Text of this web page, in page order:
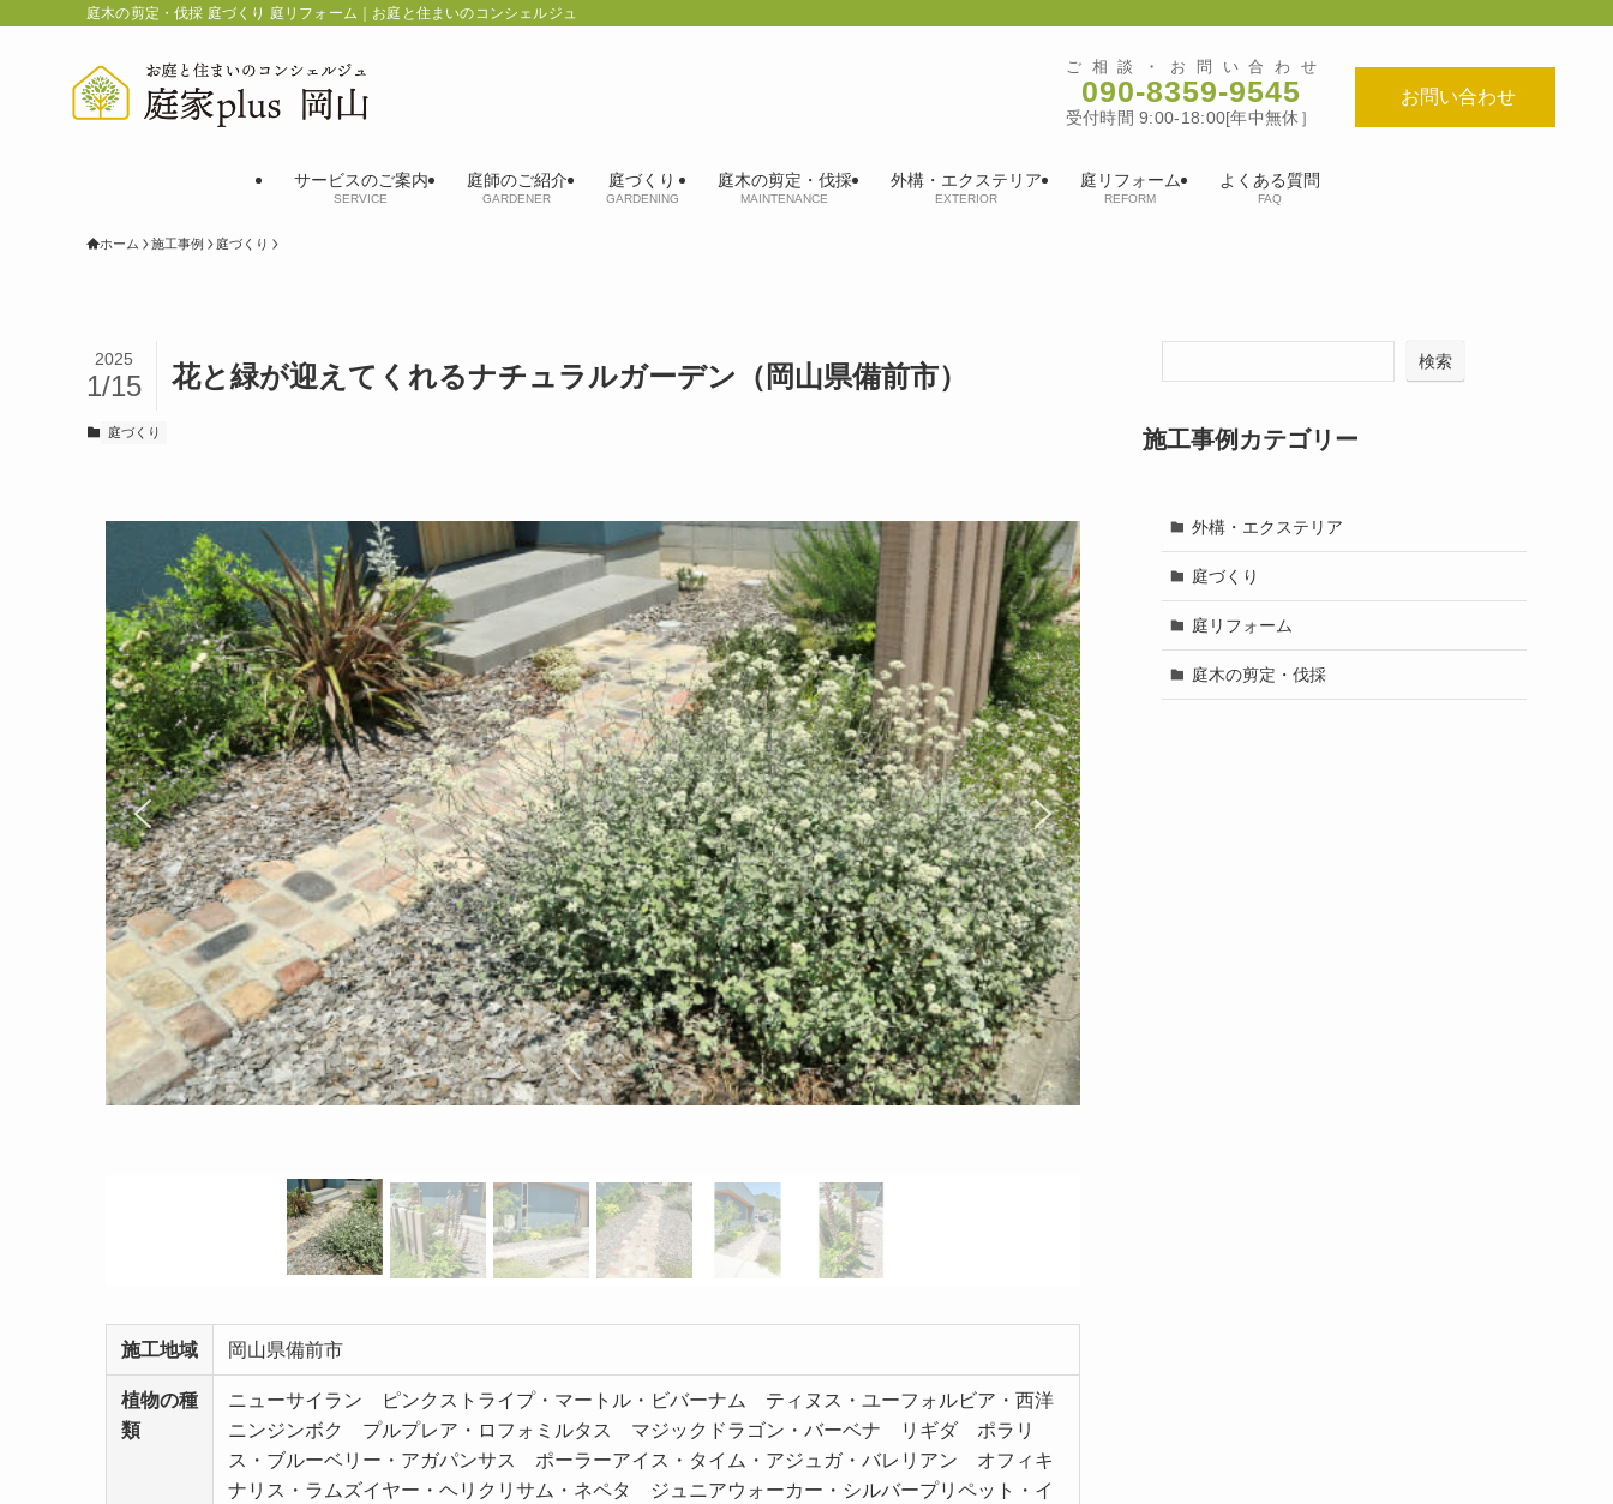
庭木の剪定・伐採 庭づくり 庭リフォーム｜お庭と住まいのコンシェルジュ
ご相談・お問い合わせ
090-8359-9545
受付時間 9:00-18:00[年中無休］
お問い合わせ
サービスのご案内
SERVICE
庭師のご紹介
GARDENER
庭づくり
GARDENING
庭木の剪定・伐採
MAINTENANCE
外構・エクステリア
EXTERIOR
庭リフォーム
REFORM
よくある質問
FAQ
ホーム 施工事例 庭づくり
花と緑が迎えてくれるナチュラルガーデン（岡山県備前市）
2025
1/15
庭づくり
施工地域 岡山県備前市
植物の種
類
ニューサイラン ピンクストライプ・マートル・ビバーナム ティヌス・ユーフォルビア・西洋
ニンジンボク プルプレア・ロフォミルタス マジックドラゴン・バーベナ リギダ ポラリ
ス・ブルーベリー・アガパンサス ポーラーアイス・タイム・アジュガ・バレリアン オフィキ
ナリス・ラムズイヤー・ヘリクリサム・ネペタ ジュニアウォーカー・シルバープリペット・イ
検索
施工事例カテゴリー
外構・エクステリア
庭づくり
庭リフォーム
庭木の剪定・伐採